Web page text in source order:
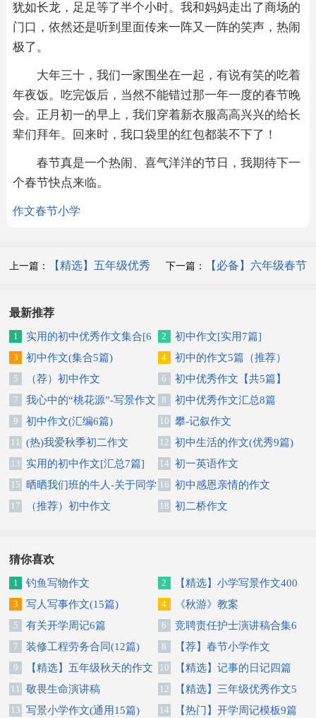
犹如长龙，足足等了半个小时。我和妈妈走出了商场的
门口，依然还是听到里面传来一阵又一阵的笑声，热闹
极了。
大年三十，我们一家围坐在一起，有说有笑的吃着
年夜饭。吃完饭后，当然不能错过那一年一度的春节晚
会。正月初一的早上，我们穿着新衣服高高兴兴的给长
辈们拜年。回来时，我口袋里的红包都装不下了！
春节真是一个热闹、喜气洋洋的节日，我期待下一
个春节快点来临。
作文春节小学
上一篇：
【精选】五年级优秀
下一篇：
【必备】六年级春节
最新推荐
1
实用的初中优秀作文集合[6
篇]
2 初中作文[实用7篇]
3 初中作文(集合5篇) 4 初中的作文5篇（推荐）
5 （荐）初中作文 6 初中优秀作文【共5篇】
7 我心中的“桃花源”-写景作文 8 初中优秀作文汇总8篇
9 初中作文(汇编6篇) 10 攀-记叙作文
11 (热)我爱秋季初二作文 12 初中生活的作文(优秀9篇)
13 实用的初中作文[汇总7篇] 14 初一英语作文
15
晒晒我们班的牛人-关于同学
作文
16 初中感恩亲情的作文
17 （推荐）初中作文 18 初二桥作文
猜你喜欢
1 钓鱼写物作文 2
【精选】小学写景作文400
字汇总八篇
3 写人写事作文(15篇) 4 《秋游》教案
5 有关开学周记6篇 6
竞聘责任护士演讲稿合集6
篇
7 装修工程劳务合同(12篇) 8 【荐】春节小学作文
9
【精选】五年级秋天的作文
300字锦集5篇
10 【精选】记事的日记四篇
11 敬畏生命演讲稿 12
【精选】三年级优秀作文5
篇
13 写景小学作文(通用15篇) 14 【热门】开学周记模板9篇